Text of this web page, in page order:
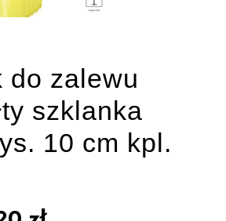
do zalewu
szklanka
10 cm kpl.